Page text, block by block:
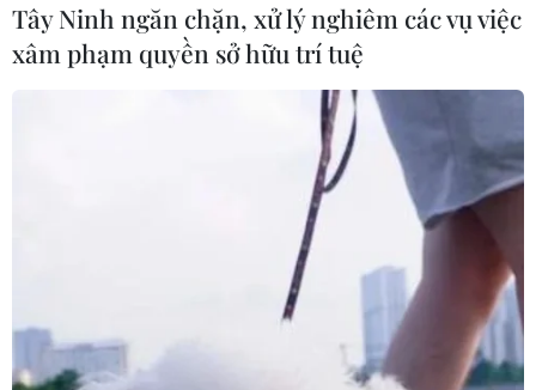
Chuyển mạnh từ sản xuất nông nghiệp
Tây Ninh ngăn chặn, xử lý nghiêm các vụ việc
xâm phạm quyền sở hữu trí tuệ